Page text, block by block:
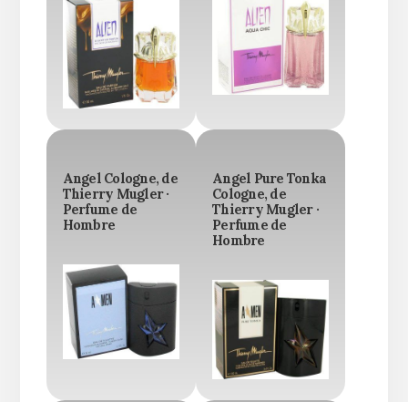
Angel Cologne, de
Thierry Mugler ·
Perfume de
Hombre
Angel Pure Tonka
Cologne, de
Thierry Mugler ·
Perfume de
Hombre